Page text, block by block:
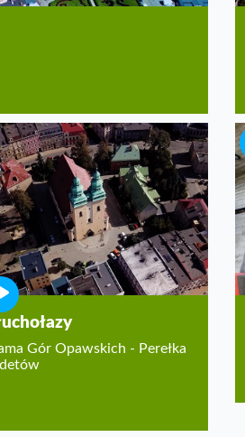
Gór Opawskich - Perełka